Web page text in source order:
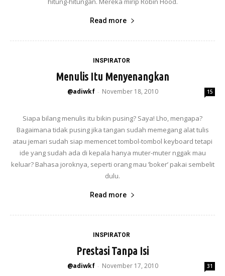
Read more
INSPIRATOR
Menulis Itu Menyenangkan
@adiwkf - November 18, 2010 15
Siapa bilang menulis itu bikin pusing? Saya! Lho, mengapa?
Bagaimana tidak pusing jika tangan sudah memegang alat tulis
atau jemari sudah siap memencet tombol-tombol keyboard tetapi
ide yang sudah ada di kepala hanya muter-muter nggak mau
keluar? Bahasa joroknya, seperti orang mau ’boker’ pakai sembelit
dulu.
Read more
INSPIRATOR
Prestasi Tanpa Isi
@adiwkf - November 17, 2010 31